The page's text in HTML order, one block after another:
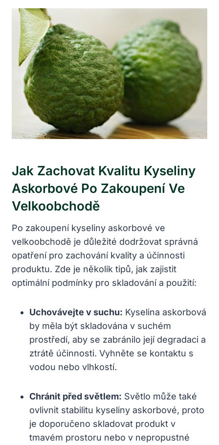
Jak Zachovat Kvalitu Kyseliny
Askorbové Po Zakoupení Ve
Velkoobchodě
Po zakoupení kyseliny askorbové ve
velkoobchodě je důležité dodržovat správná
opatření pro zachování kvality a účinnosti
produktu. Zde je několik tipů, jak zajistit
optimální podmínky pro skladování a použití:
Uchovávejte v suchu: Kyselina askorbová
by měla být skladována v suchém
prostředí, aby se zabránilo její degradaci a
ztrátě účinnosti. Vyhněte se kontaktu s
vodou nebo vlhkostí.
Chránit před světlem: Světlo může také
ovlivnit stabilitu kyseliny askorbové, proto
je doporučeno skladovat produkt v
tmavém prostoru nebo v nepropustné